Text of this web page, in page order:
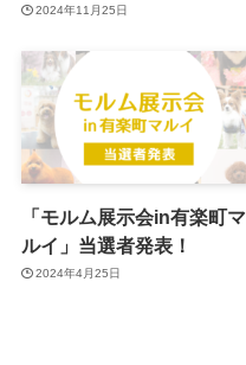
2024年11月25日
「モルム展示会in有楽町マ
ルイ」当選者発表！
2024年4月25日